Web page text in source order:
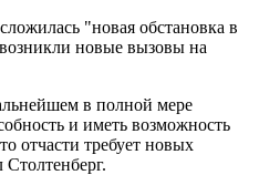
"новая обстановка в
новые вызовы на
в полной мере
и иметь возможность
отчасти требует новых